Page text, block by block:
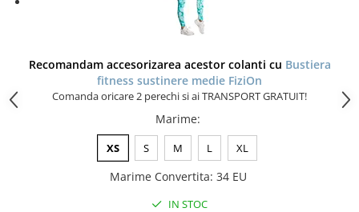
Recomandam accesorizarea acestor colanti cu Bustiera
fitness sustinere medie FiziOn
Comanda oricare 2 perechi si ai TRANSPORT GRATUIT!
Marime:
XS S M L XL
Marime Convertita: 34 EU
IN STOC